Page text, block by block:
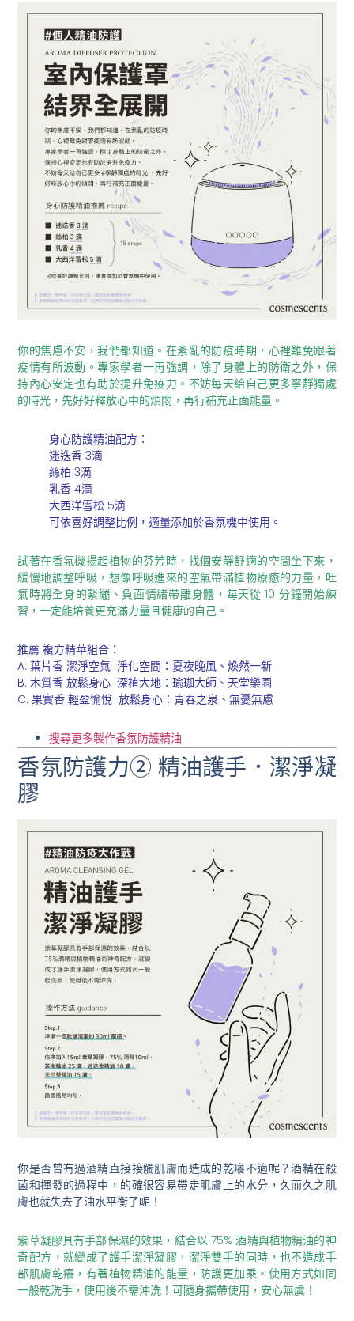
你的焦慮不安，我們都知道。在紊亂的防疫時期，心裡難免跟著
疫情有所波動。專家學者一再強調，除了身體上的防衛之外，保
持內心安定也有助於提升免疫力。不妨每天給自己更多寧靜獨處
的時光，先好好釋放心中的煩悶，再行補充正面能量。
身心防護精油配方：
迷迭香 3滴
絲柏 3滴
乳香 4滴
大西洋雪松 5滴
可依喜好調整比例，適量添加於香氛機中使用。
試著在香氛機揚起植物的芬芳時，找個安靜舒適的空間坐下來，
緩慢地調整呼吸，想像呼吸進來的空氣帶滿植物療癒的力量，吐
氣時將全身的緊繃、負面情緒帶離身體，每天從 10 分鐘開始練
習，一定能培養更充滿力量且健康的自己。
推薦 複方精華組合：
A. 葉片香 潔淨空氣 淨化空間：夏夜晚風、煥然一新
B. 木質香 放鬆身心 深植大地：瑜珈大師、天堂樂園
C. 果實香 輕盈愉悅 放鬆身心：青春之泉、無憂無慮
搜尋更多製作香氛防護精油
香氛防護力② 精油護手．潔淨凝
膠
你是否曾有過酒精直接接觸肌膚而造成的乾癢不適呢？酒精在殺
菌和揮發的過程中，的確很容易帶走肌膚上的水分，久而久之肌
膚也就失去了油水平衡了呢！
紫草凝膠具有手部保濕的效果，結合以 75% 酒精與植物精油的神
奇配方，就變成了護手潔淨凝膠，潔淨雙手的同時，也不造成手
部肌膚乾癢，有著植物精油的能量，防護更加乘。使用方式如同
一般乾洗手，使用後不需沖洗！可隨身攜帶使用，安心無虞！